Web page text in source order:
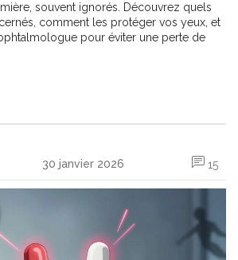
souvent ignorés. Découvrez quels
comment les protéger vos yeux, et
pour éviter une perte de
30 janvier 2026 15